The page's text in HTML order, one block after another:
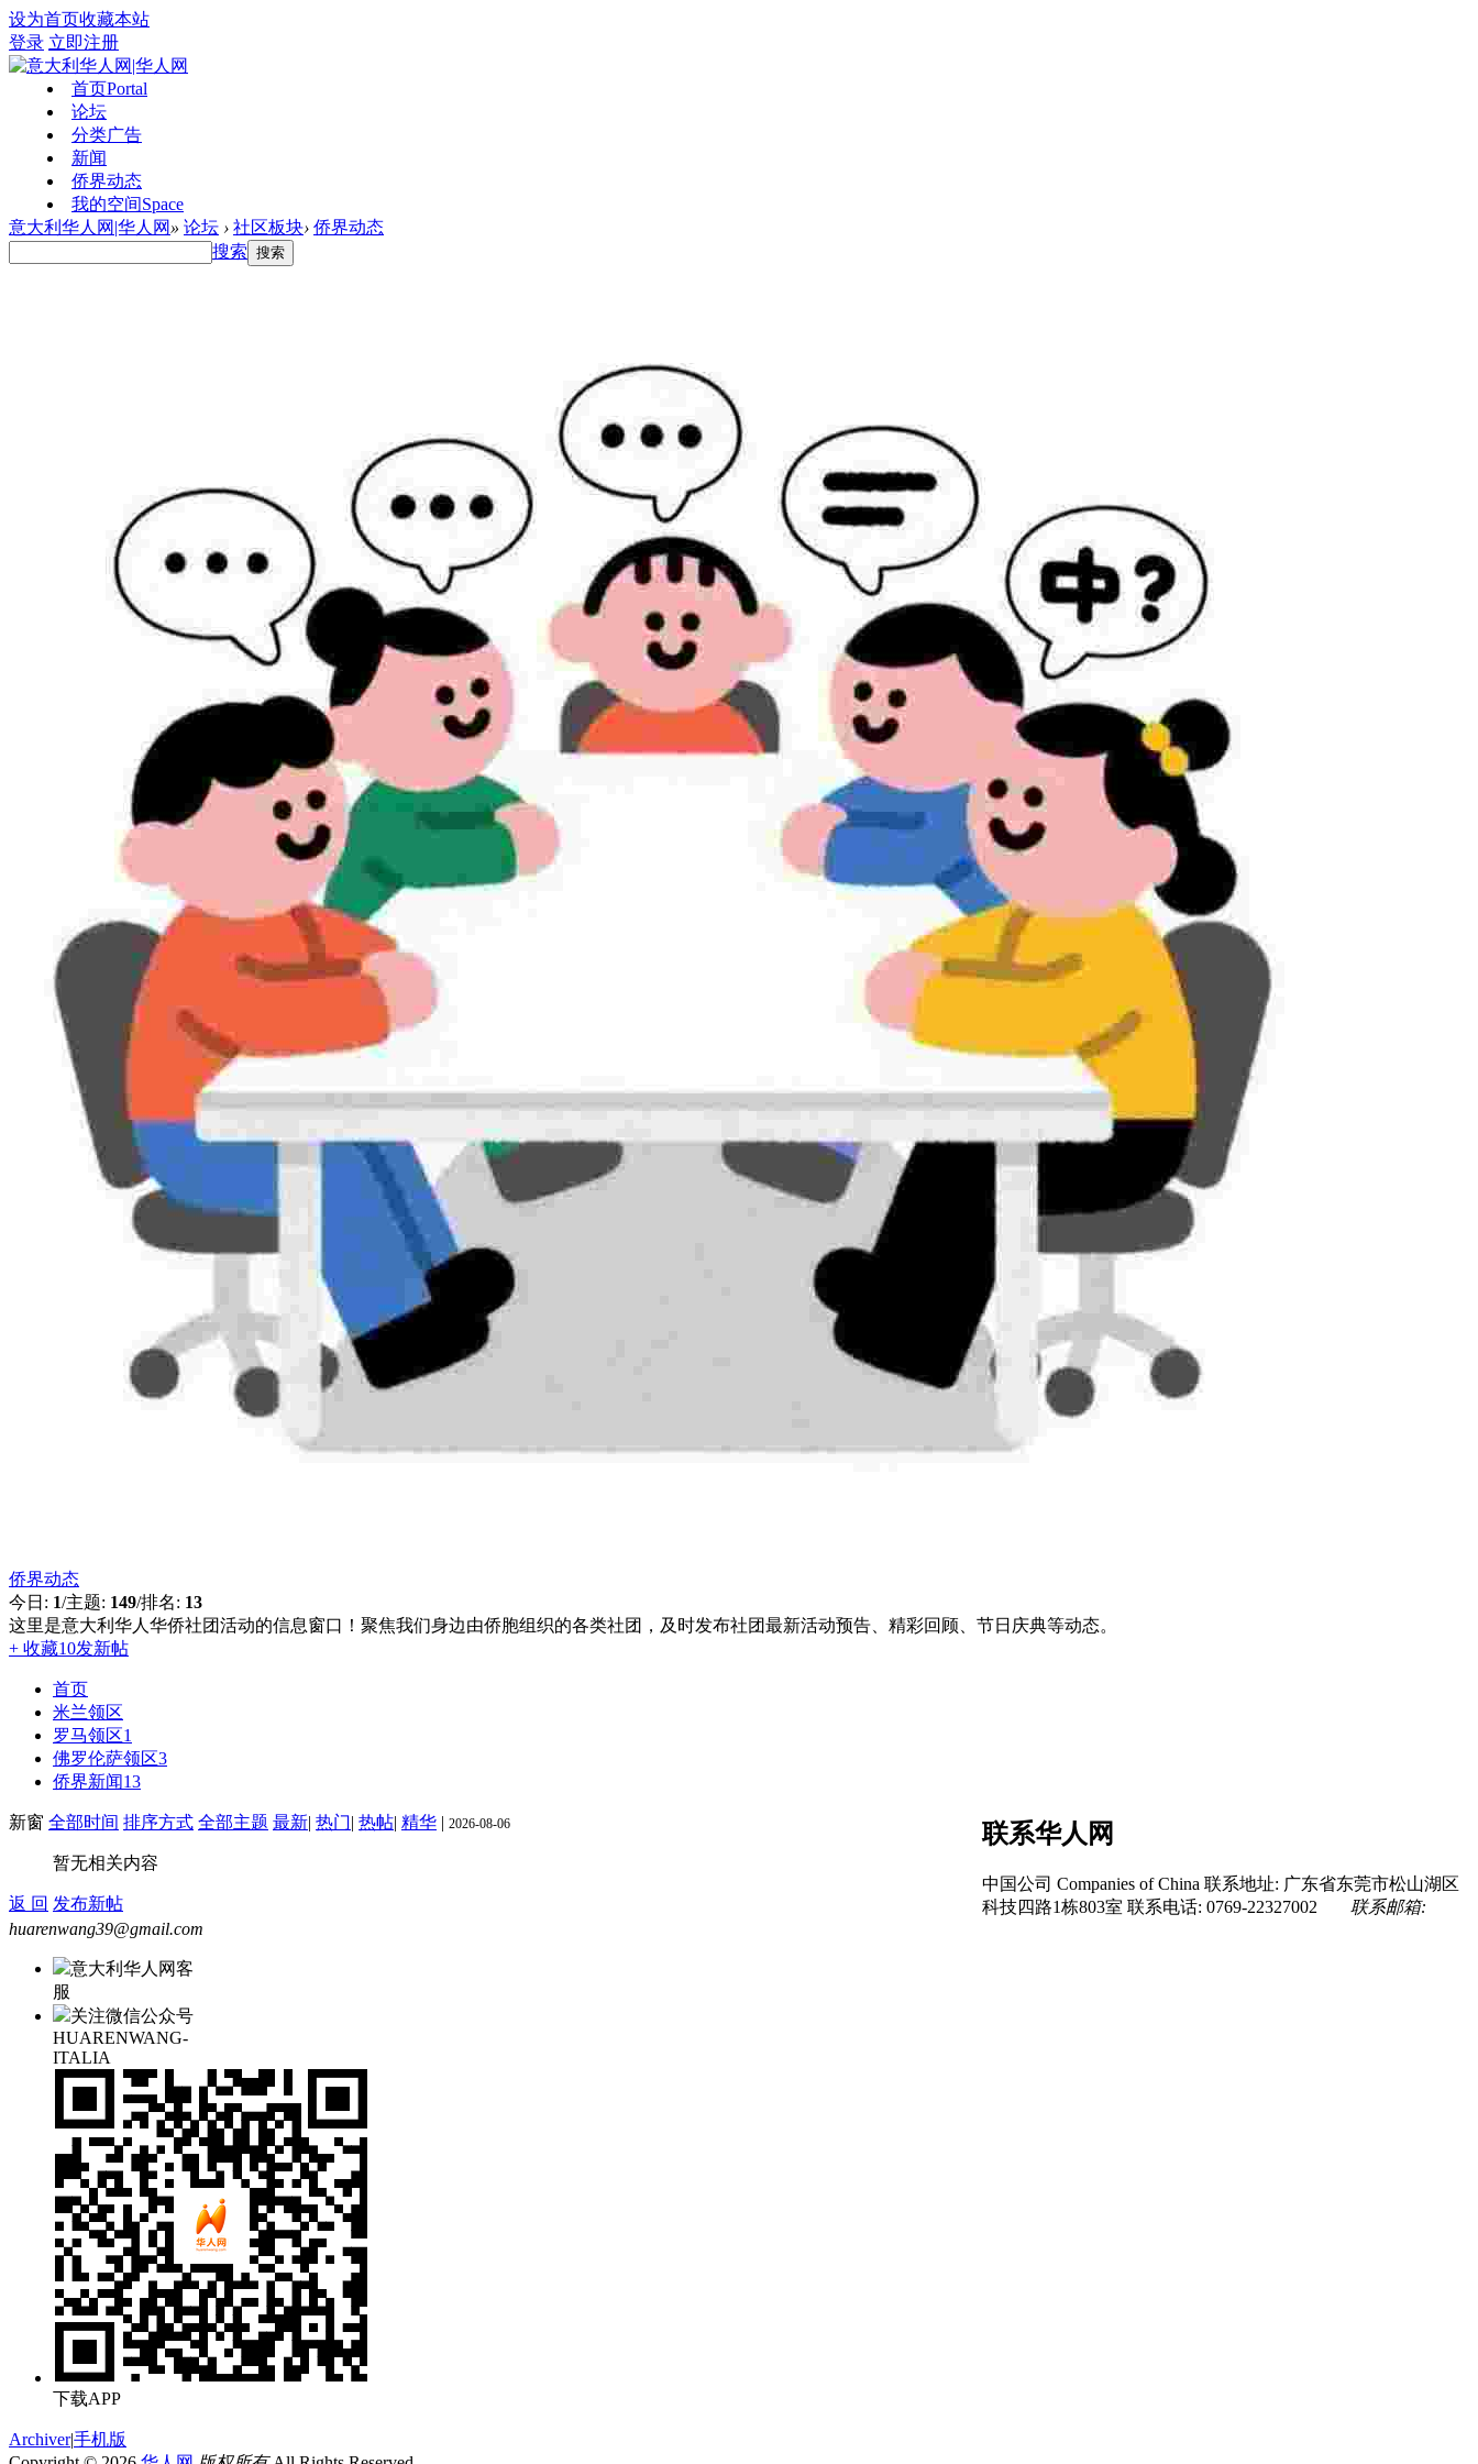
设为首页收藏本站
登录 立即注册
首页Portal
论坛
分类广告
新闻
侨界动态
我的空间Space
意大利华人网|华人网 » 论坛 › 社区板块› 侨界动态
搜索 搜索
侨界动态
今日: 1/主题: 149/排名: 13
这里是意大利华人华侨社团活动的信息窗口！聚焦我们身边由侨胞组织的各类社团，及时发布社团最新活动预告、精彩回顾、节日庆典等动态。
+ 收藏10发新帖
首页
米兰领区
罗马领区1
佛罗伦萨领区3
侨界新闻13
新窗 全部时间 排序方式 全部主题 最新| 热门| 热帖| 精华 | 2026-08-06
暂无相关内容
返 回 发布新帖
联系华人网
中国公司 Companies of China 联系地址: 广东省东莞市松山湖区
科技四路1栋803室 联系电话: 0769-22327002
联系邮箱:
huarenwang39@gmail.com
意大利华人网客
服
关注微信公众号
HUARENWANG-
ITALIA
下载APP
Archiver|手机版